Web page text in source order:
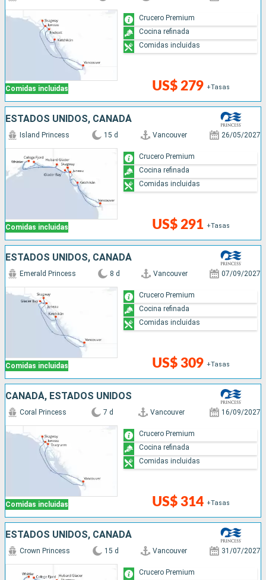
Comidas incluidas US$ 279 +Tasas
Crucero Premium
Cocina refinada
Comidas incluidas
ESTADOS UNIDOS, CANADÁ
Comidas incluidas
Island Princess 15 d Vancouver 26/05/2027
US$ 291 +Tasas
Crucero Premium
Cocina refinada
Comidas incluidas
ESTADOS UNIDOS, CANADÁ
Comidas incluidas
Emerald Princess 8 d Vancouver 07/09/2027
US$ 309 +Tasas
Crucero Premium
Cocina refinada
Comidas incluidas
CANADÁ, ESTADOS UNIDOS
Comidas incluidas
Coral Princess 7 d Vancouver 16/09/2027
US$ 314 +Tasas
Crucero Premium
Cocina refinada
Comidas incluidas
ESTADOS UNIDOS, CANADÁ
Crown Princess 15 d Vancouver 31/07/2027
Crucero Premium